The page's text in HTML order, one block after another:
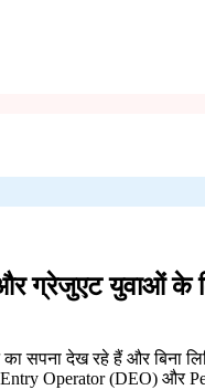
युवाओं के लिए
सपना देख रहे हैं और बिना
Operator (DEO) और